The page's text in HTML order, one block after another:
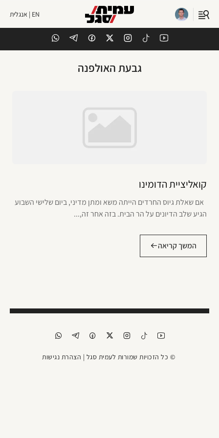
EN | אנגלית
גבעת האולפנה
קואליציית הדומינו
אם שאלת גיוס החרדים הייתה משא ומתן מדיני, ביום שלישי השבוע
הגיע שלב הדיונים על הר הבית. בזה אחר זה,...
המשך קריאה
© כל הזכויות שמורות לעמית סגל | הצהרת נגישות